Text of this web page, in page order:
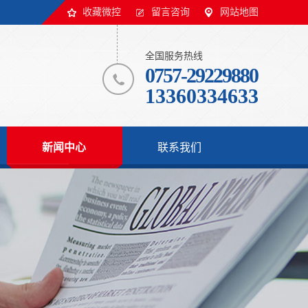
收藏微控 留言咨询 网站地图
全国服务热线
0757-29229880
13360334633
新闻中心 联系我们